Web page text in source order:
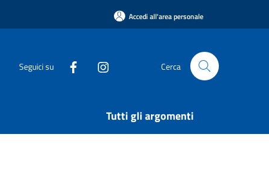
Accedi all'area personale
Seguici su Cerca
Tutti gli argomenti